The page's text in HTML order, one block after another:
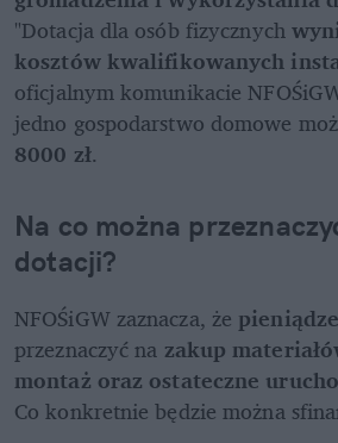
"Dotacja dla osób fizycznych
kosztów kwalifikowanych
oficjalnym komunikacie
8000 zł.
Na co można
dotacji?
NFOŚiGW zaznacza, że
przeznaczyć na zakup
montaż oraz ostateczne
Co konkretnie będzie można